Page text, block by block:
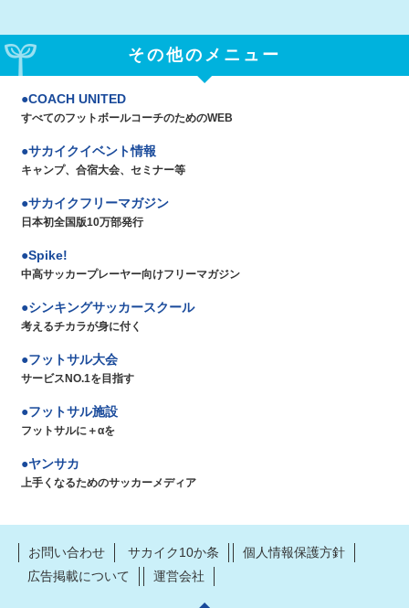
その他のメニュー
COACH UNITED
すべてのフットボールコーチのためのWEB
サカイクイベント情報
キャンプ、合宿大会、セミナー等
サカイクフリーマガジン
日本初全国版10万部発行
Spike!
中高サッカープレーヤー向けフリーマガジン
シンキングサッカースクール
考えるチカラが身に付く
フットサル大会
サービスNO.1を目指す
フットサル施設
フットサルに＋αを
ヤンサカ
上手くなるためのサッカーメディア
お問い合わせ サカイク10か条
個人情報保護方針
広告掲載について
運営会社